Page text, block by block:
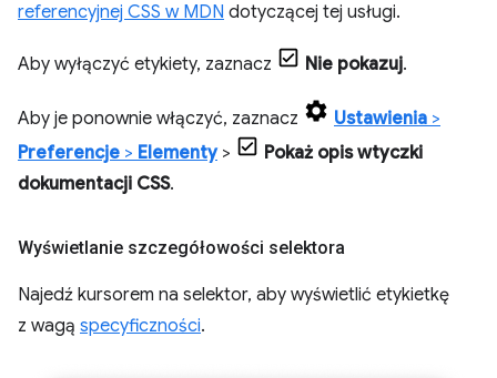
referencyjnej CSS w MDN dotyczącej tej usługi.
Aby wyłączyć etykiety, zaznacz Nie pokazuj.
Aby je ponownie włączyć, zaznacz Ustawienia >
Preferencje > Elementy>
Pokaż opis wtyczki
dokumentacji CSS.
Wyświetlanie szczegółowości selektora
Najedź kursorem na selektor, aby wyświetlić etykietkę
z wagą specyficzności.